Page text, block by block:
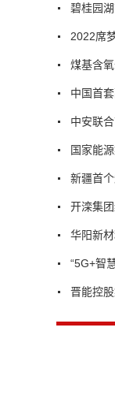
碧桂园
2022席
煤基含
中国首
中安联
国家能
新疆首
开滦集
华阳新
“5G+智
晋能控